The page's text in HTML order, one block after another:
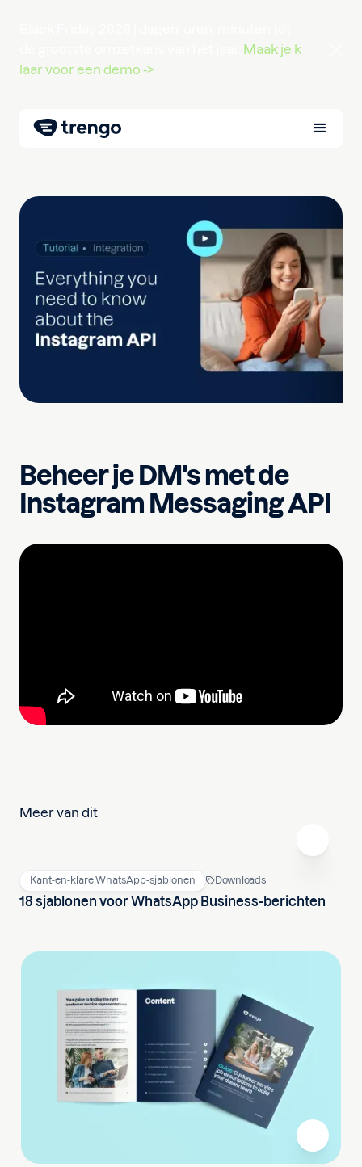
Maak je k
laar voor een demo ->
Beheer je DM's met de
Instagram Messaging API
Meer van dit
Kant-en-klare WhatsApp-sjablonen Downloads
18 sjablonen voor WhatsApp Business-berichten